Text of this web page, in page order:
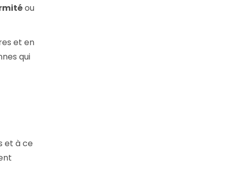
ou
et en
qui
et à ce